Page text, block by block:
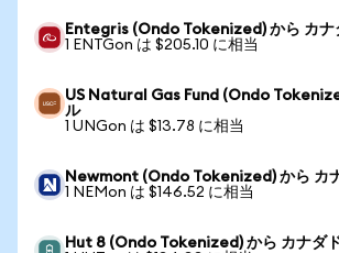
Entegris (Ondo Tokenized) から カナ
1 ENTGon は $205.10 に相当
US Natural Gas Fund (Ondo
ル
1 UNGon は $13.78 に相当
Newmont (Ondo Tokenized) から カ
1 NEMon は $146.52 に相当
Hut 8 (Ondo Tokenized) から カナダ